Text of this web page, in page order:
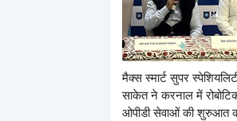
मैक्स स्मार्ट सुपर
साकेत ने करनाल में रोबोटिक
ओपीडी सेवाओं की शुरुआत